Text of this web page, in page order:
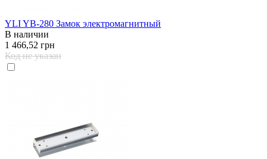
YLI YB-280 Замок электромагнитный
В наличии
1 466,52 грн
Код не указан